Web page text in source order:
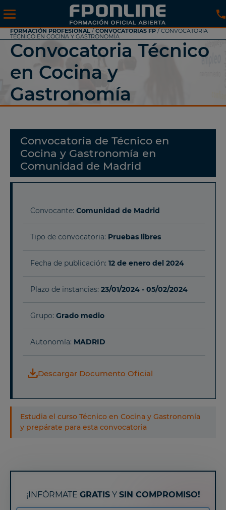
FORMACIÓN PROFESIONAL / CONVOCATORIAS FP / CONVOCATORIA
TÉCNICO EN COCINA Y GASTRONOMÍA
Convocatoria Técnico
en Cocina y
Gastronomía
Convocatoria de Técnico en
Cocina y Gastronomía en
Comunidad de Madrid
Convocante: Comunidad de Madrid
Tipo de convocatoria: Pruebas libres
Fecha de publicación: 12 de enero del 2024
Plazo de instancias: 23/01/2024 - 05/02/2024
Grupo: Grado medio
Autonomía: MADRID
Descargar Documento Oficial
Estudia el curso Técnico en Cocina y Gastronomía
y prepárate para esta convocatoria
¡INFÓRMATE GRATISY SIN COMPROMISO!